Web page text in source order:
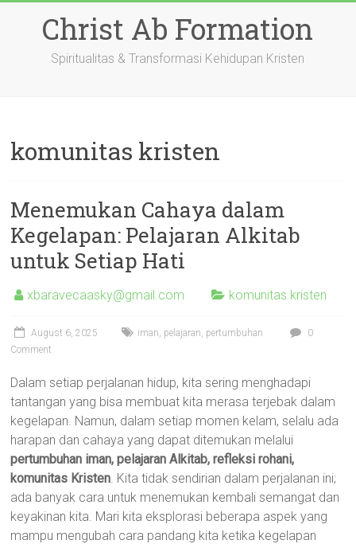
Christ Ab Formation
Spiritualitas & Transformasi Kehidupan Kristen
komunitas kristen
Menemukan Cahaya dalam
Kegelapan: Pelajaran Alkitab
untuk Setiap Hati
xbaravecaasky@gmail.com komunitas kristen
August 6, 2025 iman, pelajaran, pertumbuhan
0
Comment
Dalam setiap perjalanan hidup, kita sering menghadapi
tantangan yang bisa membuat kita merasa terjebak dalam
kegelapan. Namun, dalam setiap momen kelam, selalu ada
harapan dan cahaya yang dapat ditemukan melalui
pertumbuhan iman, pelajaran Alkitab, refleksi rohani,
komunitas Kristen. Kita tidak sendirian dalam perjalanan ini;
ada banyak cara untuk menemukan kembali semangat dan
keyakinan kita. Mari kita eksplorasi beberapa aspek yang
mampu mengubah cara pandang kita ketika kegelapan